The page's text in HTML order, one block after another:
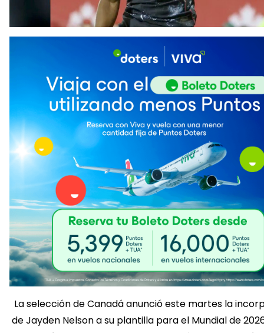
La selección de Canadá anunció este martes la
de Jayden Nelson a su plantilla para el Mundial de